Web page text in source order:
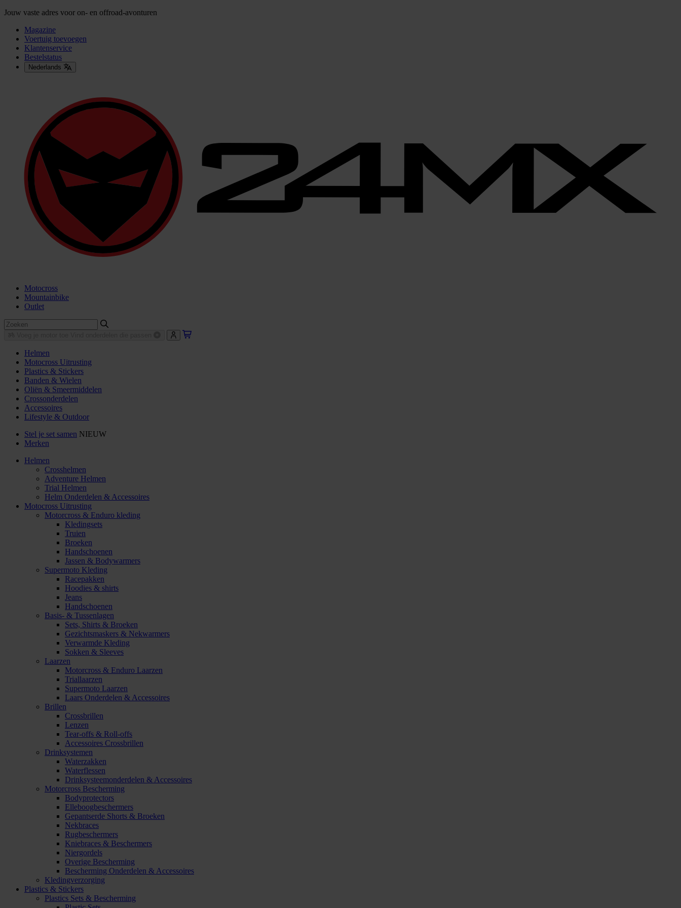
Jouw vaste adres voor on- en offroad-avonturen
Magazine
Voertuig toevoegen
Klantenservice
Bestelstatus
Nederlands
Motocross
Mountainbike
Outlet
Helmen
Motocross Uitrusting
Plastics & Stickers
Banden & Wielen
Oliën & Smeermiddelen
Crossonderdelen
Accessoires
Lifestyle & Outdoor
Stel je set samen NIEUW
Merken
Helmen
Crosshelmen
Adventure Helmen
Trial Helmen
Helm Onderdelen & Accessoires
Motocross Uitrusting
Motorcross & Enduro kleding
Kledingsets
Truien
Broeken
Handschoenen
Jassen & Bodywarmers
Supermoto Kleding
Racepakken
Hoodies & shirts
Jeans
Handschoenen
Basis- & Tussenlagen
Sets, Shirts & Broeken
Gezichtsmaskers & Nekwarmers
Verwarmde Kleding
Sokken & Sleeves
Laarzen
Motorcross & Enduro Laarzen
Triallaarzen
Supermoto Laarzen
Laars Onderdelen & Accessoires
Brillen
Crossbrillen
Lenzen
Tear-offs & Roll-offs
Accessoires Crossbrillen
Drinksystemen
Waterzakken
Waterflessen
Drinksysteemonderdelen & Accessoires
Motorcross Bescherming
Bodyprotectors
Elleboogbeschermers
Gepantserde Shorts & Broeken
Nekbraces
Rugbeschermers
Kniebraces & Beschermers
Niergordels
Overige Bescherming
Bescherming Onderdelen & Accessoires
Kledingverzorging
Plastics & Stickers
Plastics Sets & Bescherming